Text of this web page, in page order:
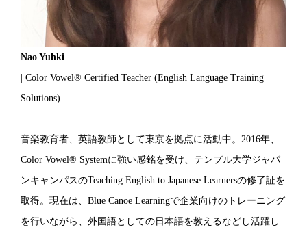
Nao Yuhki
| Color Vowel® Certified Teacher (English Language Training
Solutions)
音楽教育者、英語教師として東京を拠点に活動中。2016年、
Color Vowel® Systemに強い感銘を受け、テンプル大学ジャパ
ンキャンパスのTeaching English to Japanese Learnersの修了証を
取得。現在は、Blue Canoe Learningで企業向けのトレーニング
を行いながら、外国語としての日本語を教えるなどし活躍し